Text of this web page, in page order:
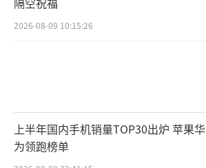
2026-08-09 10:15:26
上半年国内手机销量TOP30出炉 苹果华
为领跑榜单